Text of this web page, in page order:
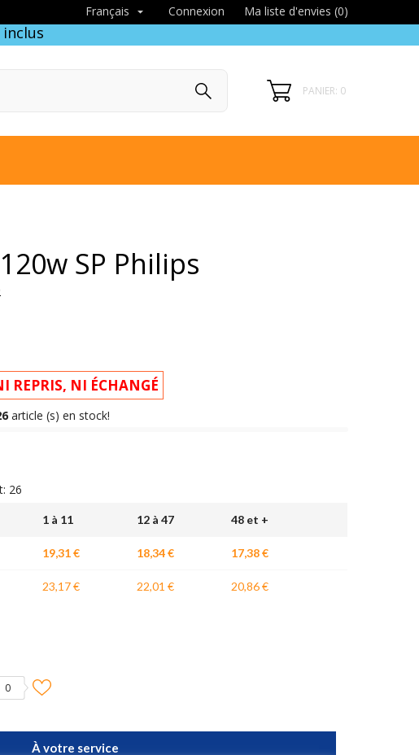
Français  Connexion Ma liste d'envies (0)
inclus
PANIER: 0
SP Philips
REPRIS, NI ÉCHANGÉ
article (s) en stock!
26
1 à 11 12 à 47 48 et +
19,31 € 18,34 € 17,38 €
23,17 € 22,01 € 20,86 €
0
À votre service